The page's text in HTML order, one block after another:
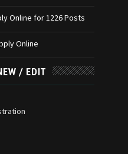
Online for 1226 Posts
Online
/ EDIT